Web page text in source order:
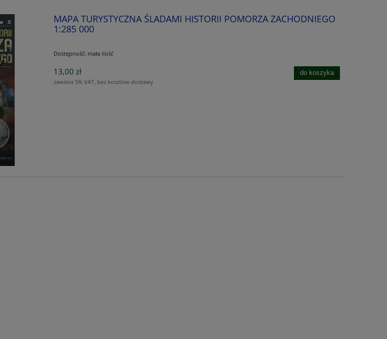
MAPA TURYSTYCZNA ŚLADAMI HISTORII POMORZA ZACHODNIEGO
1:285 000
Dostępność: mała ilość
13,00 zł
zawiera 5% VAT, bez kosztów dostawy
do koszyka